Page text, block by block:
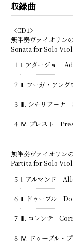
収録曲
〈CD1〉
無伴奏ヴァイオリン
Sonata for Solo
Ⅰ. アダージョ
Ⅱ. フーガ・アレ
Ⅲ. シチリアー
Ⅳ. プレスト
無伴奏ヴァイオリン
Partita for Solo
Ⅰ. アルマンド
Ⅱ. ドゥーブル
Ⅲ. コレンテ
Ⅳ. ドゥーブル・